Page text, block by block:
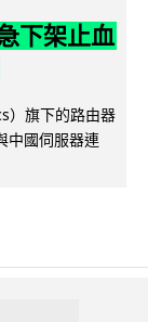
下架止血
）旗下的路由器
中國伺服器連